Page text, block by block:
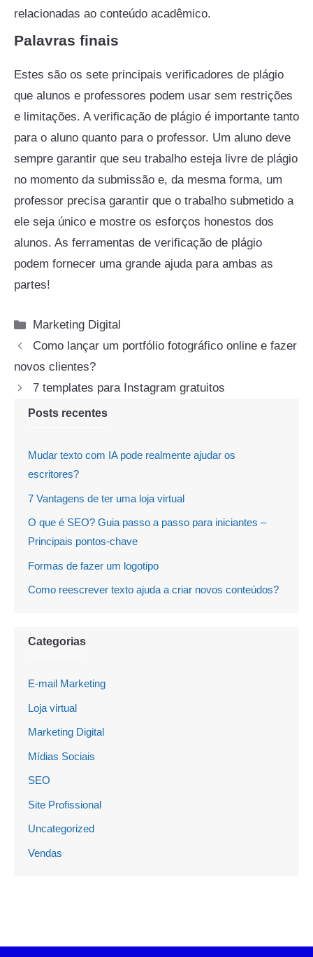
relacionadas ao conteúdo acadêmico.
Palavras finais
Estes são os sete principais verificadores de plágio
que alunos e professores podem usar sem restrições
e limitações. A verificação de plágio é importante tanto
para o aluno quanto para o professor. Um aluno deve
sempre garantir que seu trabalho esteja livre de plágio
no momento da submissão e, da mesma forma, um
professor precisa garantir que o trabalho submetido a
ele seja único e mostre os esforços honestos dos
alunos. As ferramentas de verificação de plágio
podem fornecer uma grande ajuda para ambas as
partes!
Categorias
Marketing Digital
Como lançar um portfólio fotográfico online e fazer
novos clientes?
7 templates para Instagram gratuitos
Posts recentes
Mudar texto com IA pode realmente ajudar os
escritores?
7 Vantagens de ter uma loja virtual
O que é SEO? Guia passo a passo para iniciantes –
Principais pontos-chave
Formas de fazer um logotipo
Como reescrever texto ajuda a criar novos conteúdos?
Categorias
E-mail Marketing
Loja virtual
Marketing Digital
Mídias Sociais
SEO
Site Profissional
Uncategorized
Vendas